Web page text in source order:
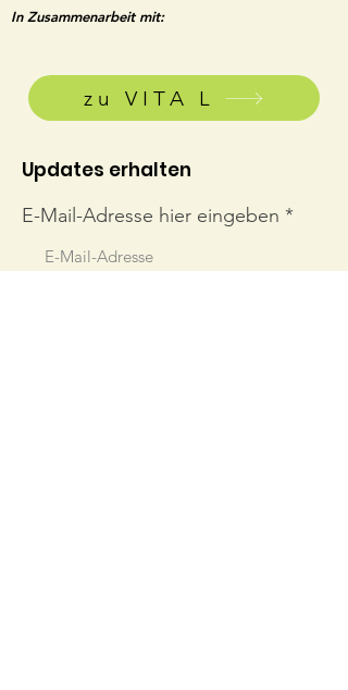
In Zusammenarbeit mit:
zu VITA L
Updates erhalten
E-Mail-Adresse hier eingeben